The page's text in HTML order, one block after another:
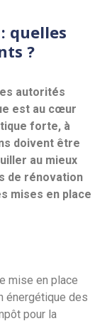
quelles
?
autorités
est au cœur
forte, à
doivent être
au mieux
de rénovation
mises en place
mise en place
énergétique des
pour la